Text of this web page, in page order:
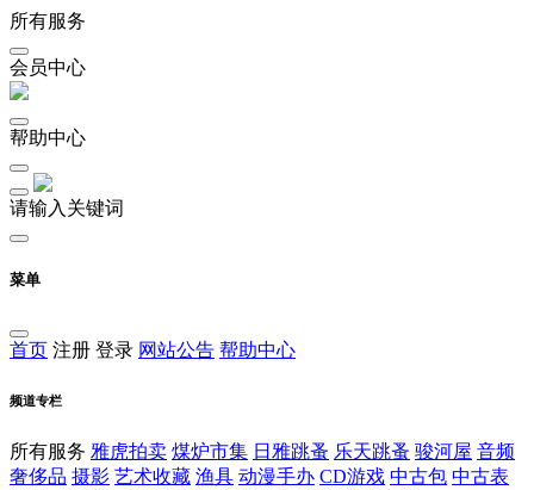
所有服务
会员中心
帮助中心
请输入关键词
菜单
首页 注册 登录 网站公告 帮助中心
频道专栏
所有服务 雅虎拍卖 煤炉市集 日雅跳蚤 乐天跳蚤 骏河屋 音频
奢侈品 摄影 艺术收藏 渔具 动漫手办 CD游戏 中古包 中古表